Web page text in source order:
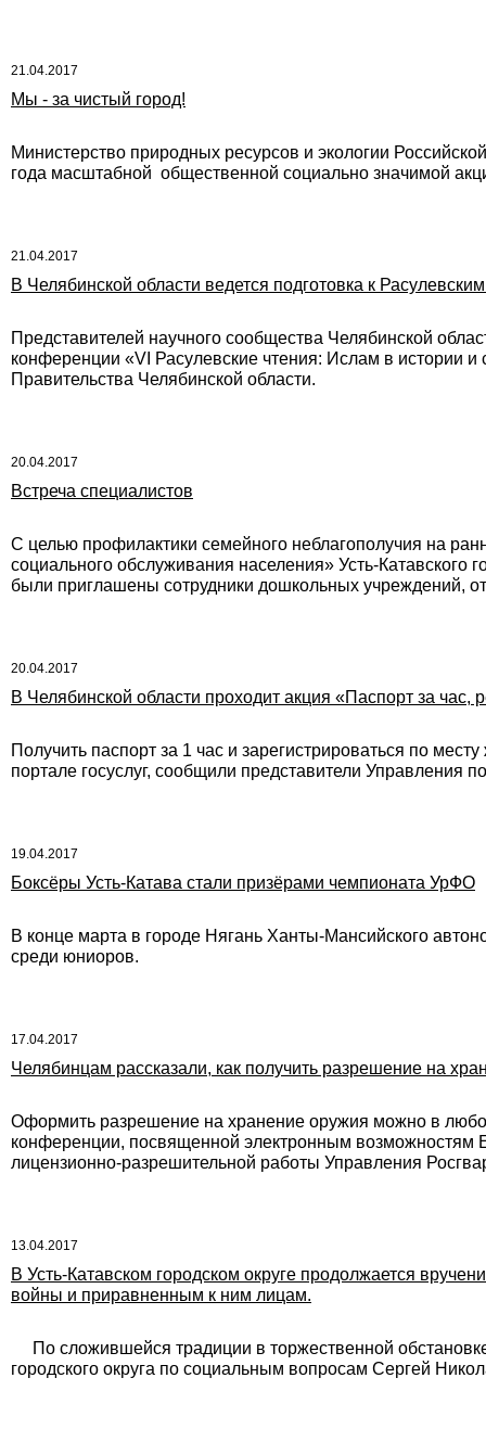
21.04.2017
Мы - за чистый город!
Министерство природных ресурсов и экологии
года масштабной общественной социально значимой
21.04.2017
В Челябинской области ведется подготовка к
Представителей научного сообщества Челябинской
конференции «VI Расулевские чтения: Ислам в истории
Правительства Челябинской области.
20.04.2017
Встреча специалистов
С целью профилактики семейного неблагополучия на
социального обслуживания населения» Усть-Катавского
были приглашены сотрудники дошкольных учреждений,
20.04.2017
В Челябинской области проходит акция «Паспорт за час,
Получить паспорт за 1 час и зарегистрироваться по
портале госуслуг, сообщили представители
19.04.2017
Боксёры Усть-Катава стали призёрами чемпионата УрФО
В конце марта в городе Нягань Ханты-Мансийского
среди юниоров.
17.04.2017
Челябинцам рассказали, как получить разрешение на
Оформить разрешение на хранение оружия можно в
конференции, посвященной электронным возможностям
лицензионно-разрешительной работы Управления
13.04.2017
В Усть-Катавском городском округе продолжается
войны и приравненным к ним лицам.
По сложившейся традиции в торжественной
городского округа по социальным вопросам Сергей